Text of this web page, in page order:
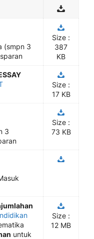
(smpn 3
Size :
387
KB
Size :
17 KB
3
Size :
73 KB
untuk
Size :
12 MB